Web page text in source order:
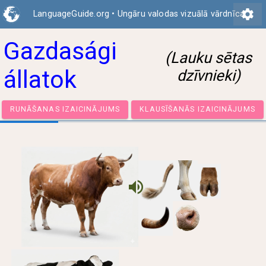
LanguageGuide.org • Ungāru valodas vizuālā vārdnīcasettings
Gazdasági
állatok
(Lauku sētas
dzīvnieki)
RUNĀŠANAS IZAICINĀJUMS
volume_up